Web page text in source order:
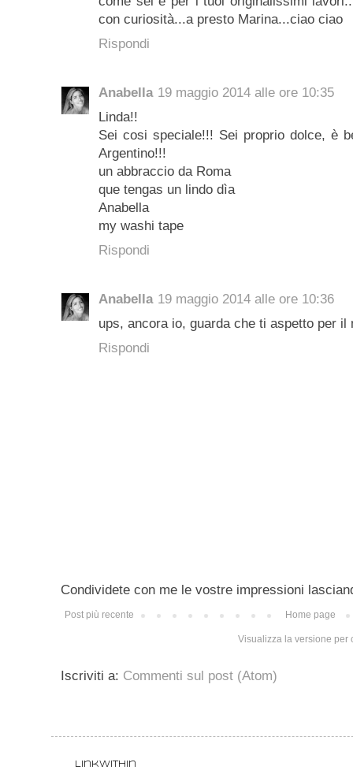
con curiosità...a presto Marina...ciao ciao
Rispondi
Anabella 19 maggio 2014 alle ore 10:35
Linda!!
Sei cosi speciale!!! Sei proprio dolce, è
Argentino!!!
un abbraccio da Roma
que tengas un lindo dìa
Anabella
my washi tape
Rispondi
Anabella 19 maggio 2014 alle ore 10:36
ups, ancora io, guarda che ti aspetto per il
Rispondi
Condividete con me le vostre impressioni
Post più recente Home page
Visualizza la versione per
Iscriviti a: Commenti sul post (Atom)
LinkWithin